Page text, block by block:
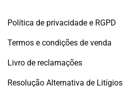
Política de privacidade e RGPD
Termos e condições de venda
Livro de reclamações
Resolução Alternativa de Litígios